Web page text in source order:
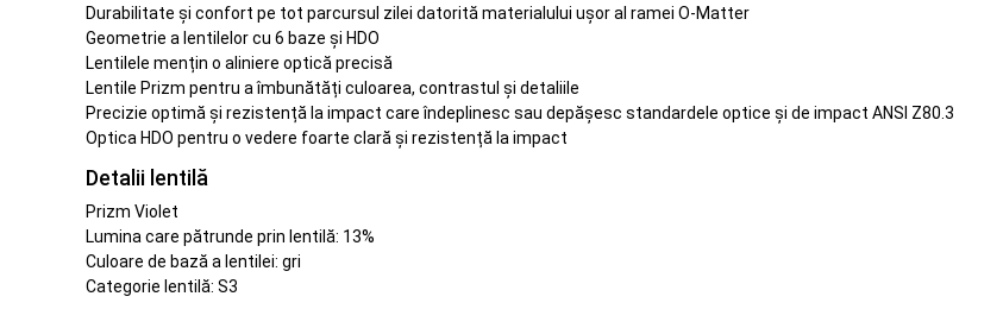
Durabilitate și confort pe tot parcursul zilei datorită materialului ușor al ramei O-Matter
Geometrie a lentilelor cu 6 baze și HDO
Lentilele mențin o aliniere optică precisă
Lentile Prizm pentru a îmbunătăți culoarea, contrastul și detaliile
Precizie optimă și rezistență la impact care îndeplinesc sau depășesc standardele optice și de impact ANSI Z80.3
Optica HDO pentru o vedere foarte clară și rezistență la impact
Detalii lentilă
Prizm Violet
Lumina care pătrunde prin lentilă: 13%
Culoare de bază a lentilei: gri
Categorie lentilă: S3